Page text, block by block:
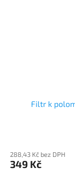
Filtr k
288,43 Kč bez DPH
349 Kč